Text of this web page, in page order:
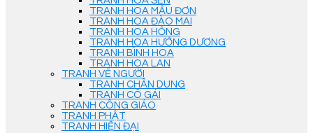
TRANH HOA MẪU ĐƠN
TRANH HOA ĐÀO MAI
TRANH HOA HỒNG
TRANH HOA HƯỚNG DƯƠNG
TRANH BÌNH HOA
TRANH HOA LAN
TRANH VẼ NGƯỜI
TRANH CHÂN DUNG
TRANH CÔ GÁI
TRANH CÔNG GIÁO
TRANH PHẬT
TRANH HIỆN ĐẠI